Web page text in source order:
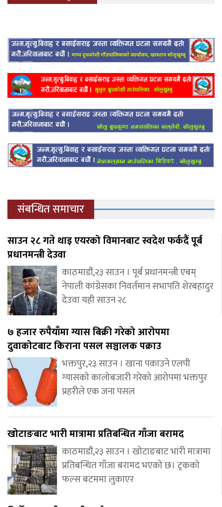
संबन्धित समाचार
साउन २८ गते थाइ एयरको विमानबाट स्वदेश फर्कदैं पूर्ब
प्रधानमन्त्री देउवा
काठमाडौं,२३ साउन । पूर्ब प्रधानमन्त्री एबम्
नेपाली कांग्रेसका निवर्तमान सभापति शेरबहादुर
देउवा यही साउन २८
७ हजार रुपैयाँमा ग्यास बिक्री गरेको आरोपमा
दुवाकोटबाट किराना पसल सञ्चालक पक्राउ
भक्तपुर,२३ साउन । खाना पकाउने एलपी
ग्यासको कालोबजारी गरेको आरोपमा भक्तपुर
प्रहरीले एक जना पसल
खोटाङबाट भारी मात्रामा प्रतिबन्धित गाँजा बरामद
काठमाडौं,२३ साउन । खोटाङबाट भारी मात्रामा
प्रतिबन्धित गाँजा बरामद भएको छ। ट्रकको
फल्स बटममा लुकाएर